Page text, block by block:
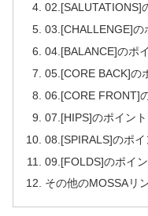
02.[SALUTATIONS]
03.[CHALLENGE]の
04.[BALANCE]のポ
05.[CORE BACK]の
06.[CORE FRONT]
07.[HIPS]のポイン
08.[SPIRALS]のポ
09.[FOLDS]のポイ
その他のMOSSAリ